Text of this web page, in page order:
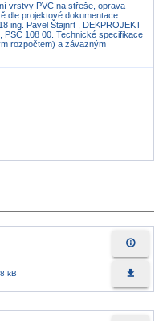
vrstvy PVC na střeše, oprava
dle projektové dokumentace.
ing. Pavel Štajnrt , DEKPROJEKT
108 00. Technické specifikace
rozpočtem) a závazným
kB
info_outline
file_download